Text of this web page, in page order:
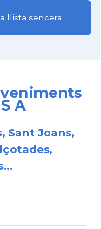
llista sencera
A
Sant Joans,